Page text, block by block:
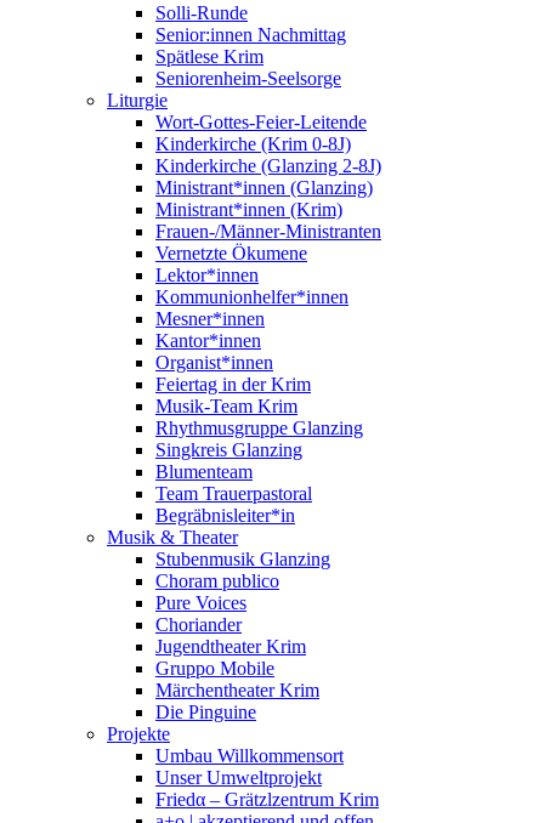
Solli-Runde
Senior:innen Nachmittag
Spätlese Krim
Seniorenheim-Seelsorge
Liturgie
Wort-Gottes-Feier-Leitende
Kinderkirche (Krim 0-8J)
Kinderkirche (Glanzing 2-8J)
Ministrant*innen (Glanzing)
Ministrant*innen (Krim)
Frauen-/Männer-Ministranten
Vernetzte Ökumene
Lektor*innen
Kommunionhelfer*innen
Mesner*innen
Kantor*innen
Organist*innen
Feiertag in der Krim
Musik-Team Krim
Rhythmusgruppe Glanzing
Singkreis Glanzing
Blumenteam
Team Trauerpastoral
Begräbnisleiter*in
Musik & Theater
Stubenmusik Glanzing
Choram publico
Pure Voices
Choriander
Jugendtheater Krim
Gruppo Mobile
Märchentheater Krim
Die Pinguine
Projekte
Umbau Willkommensort
Unser Umweltprojekt
Friedα – Grätzlzentrum Krim